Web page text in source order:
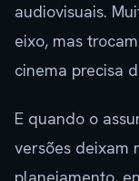
audiovisuais.
eixo, mas
cinema precisa
E quando o
versões deixam